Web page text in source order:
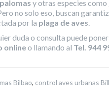
y otras especies como
no solo eso, buscan
por la plaga de aves.
duda o consulta puede
onlineo llamando al Tel. 944
Bilbao, control aves urbanas